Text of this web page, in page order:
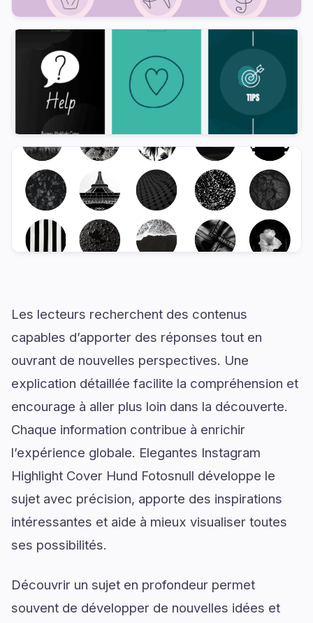
Les lecteurs recherchent des contenus
capables d’apporter des réponses tout en
ouvrant de nouvelles perspectives. Une
explication détaillée facilite la compréhension et
encourage à aller plus loin dans la découverte.
Chaque information contribue à enrichir
l’expérience globale. Elegantes Instagram
Highlight Cover Hund Fotosnull développe le
sujet avec précision, apporte des inspirations
intéressantes et aide à mieux visualiser toutes
ses possibilités.
Découvrir un sujet en profondeur permet
souvent de développer de nouvelles idées et